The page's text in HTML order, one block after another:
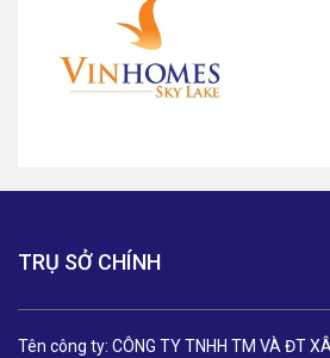
TRỤ SỞ CHÍNH
Tên công ty: CÔNG TY TNHH TM VÀ ĐT